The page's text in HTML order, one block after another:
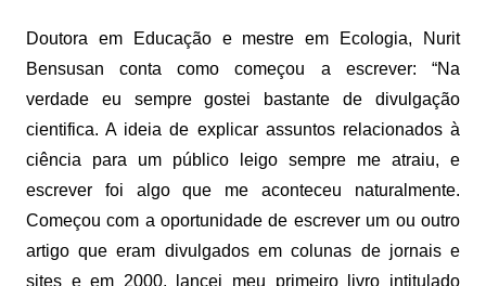
Doutora em Educação e mestre em Ecologia, Nurit
Bensusan conta como começou a escrever: “Na
verdade eu sempre gostei bastante de divulgação
cientifica. A ideia de explicar assuntos relacionados à
ciência para um público leigo sempre me atraiu, e
escrever foi algo que me aconteceu naturalmente.
Começou com a oportunidade de escrever um ou outro
artigo que eram divulgados em colunas de jornais e
sites e em 2000, lancei meu primeiro livro intitulado